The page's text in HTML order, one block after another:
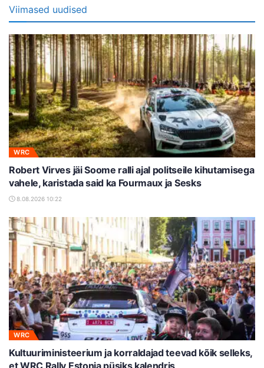
Viimased uudised
WRC
Robert Virves jäi Soome ralli ajal politseile kihutamisega
vahele, karistada said ka Fourmaux ja Sesks
8.08.2026 10:22
WRC
Kultuuriministeerium ja korraldajad teevad kõik selleks,